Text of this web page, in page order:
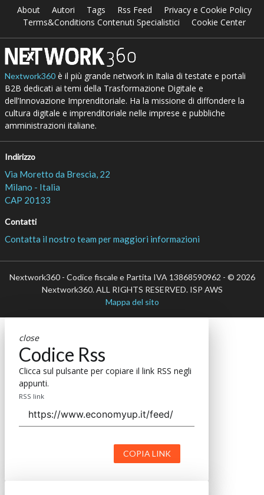
About Autori Tags Rss Feed
Privacy e Cookie Policy
Terms&Conditions Contenuti Specialistici
Cookie Center
Nextwork360è il più grande network in Italia di testate e portali
B2B dedicati ai temi della Trasformazione Digitale e
dell’Innovazione Imprenditoriale. Ha la missione di diffondere la
cultura digitale e imprenditoriale nelle imprese e pubbliche
amministrazioni italiane.
Indirizzo
Via Moretto da Brescia, 22
Milano - Italia
CAP 20133
Contatti
Contatta il nostro team per maggiori informazioni
Nextwork360 - Codice fiscale e Partita IVA 13868590962 - © 2026
Nextwork360. ALL RIGHTS RESERVED. ISP AWS
Mappa del sito
close
Codice Rss
Clicca sul pulsante per copiare il link RSS negli
appunti.
RSS link
COPIA LINK